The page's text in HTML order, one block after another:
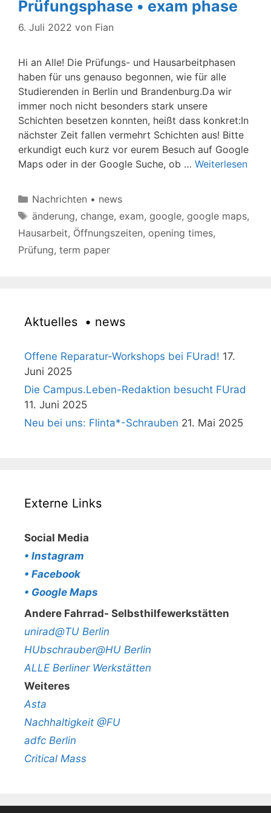
Prüfungsphase • exam phase
6. Juli 2022 von Fian
Hi an Alle! Die Prüfungs- und Hausarbeitphasen
haben für uns genauso begonnen, wie für alle
Studierenden in Berlin und Brandenburg.Da wir
immer noch nicht besonders stark unsere
Schichten besetzen konnten, heißt dass konkret:In
nächster Zeit fallen vermehrt Schichten aus! Bitte
erkundigt euch kurz vor eurem Besuch auf Google
Maps oder in der Google Suche, ob … Weiterlesen
Kategorien
Nachrichten • news
Schlagwörter
änderung, change, exam, google, google maps,
Hausarbeit, Öffnungszeiten, opening times,
Prüfung, term paper
Aktuelles • news
Offene Reparatur-Workshops bei FUrad! 17.
Juni 2025
Die Campus.Leben-Redaktion besucht FUrad
11. Juni 2025
Neu bei uns: Flinta*-Schrauben 21. Mai 2025
Externe Links
Social Media
• Instagram
• Facebook
• Google Maps
Andere Fahrrad- Selbsthilfewerkstätten
unirad@TU Berlin
HUbschrauber@HU Berlin
ALLE Berliner Werkstätten
Weiteres
Asta
Nachhaltigkeit @FU
adfc Berlin
Critical Mass